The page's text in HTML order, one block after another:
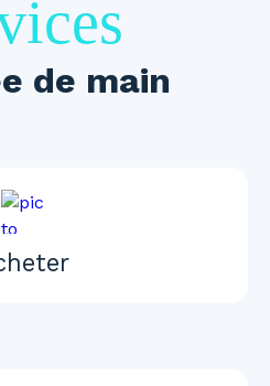
de main